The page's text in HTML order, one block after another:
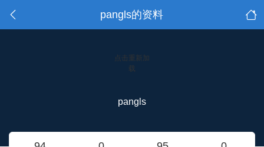
pangls的资料
点击重新加
载
pangls